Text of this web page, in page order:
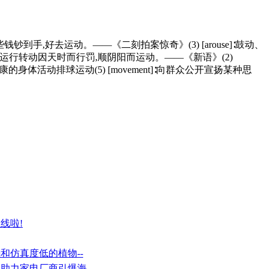
钱钞到手,好去运动。——《二刻拍案惊奇》(3) [arouse]∶鼓动、
运行转动因天时而行罚,顺阴阳而运动。——《新语》(2)
身体活动排球运动(5) [movement]∶向群众公开宣扬某种思
啦!
仿真度低的植物--